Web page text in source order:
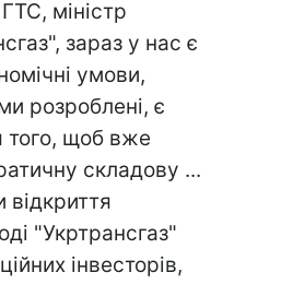
міністр
зараз у нас є
умови,
розроблені, є
того, щоб вже
складову ...
"Укртрансгаз"
інвесторів,